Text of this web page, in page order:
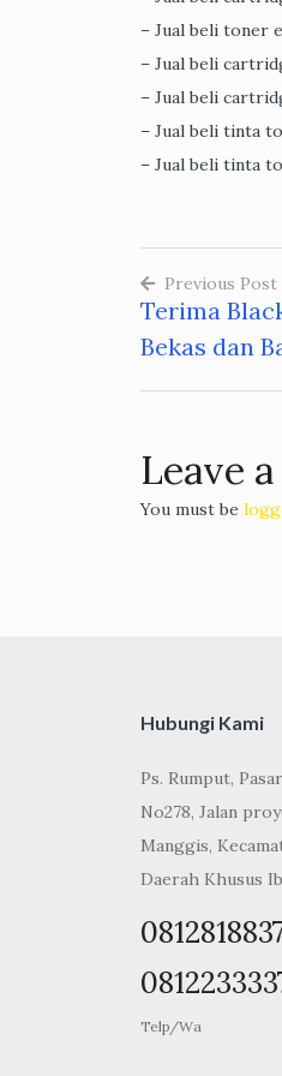
– Jual beli toner
– Jual beli
– Jual beli
– Jual beli tinta
– Jual beli tinta
Post
Previous Post
Terima
Bekas dan
Leave
You must be
Hubungi Kami
Ps. Rumput,
No278, Jalan
Manggis,
Daerah Khusus
Telp/Wa